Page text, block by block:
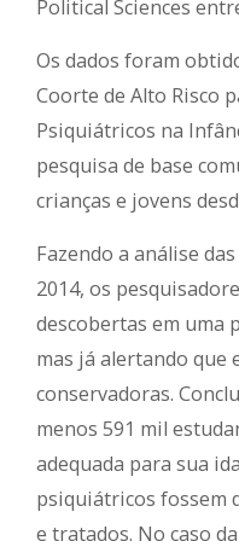
Political Sciences
Os dados foram
Coorte de Alto Risco
Psiquiátricos na
pesquisa de base
crianças e jovens
Fazendo a análise
2014, os
descobertas em uma
mas já alertando que
conservadoras.
menos 591 mil
adequada para sua
psiquiátricos fossem
e tratados. No caso